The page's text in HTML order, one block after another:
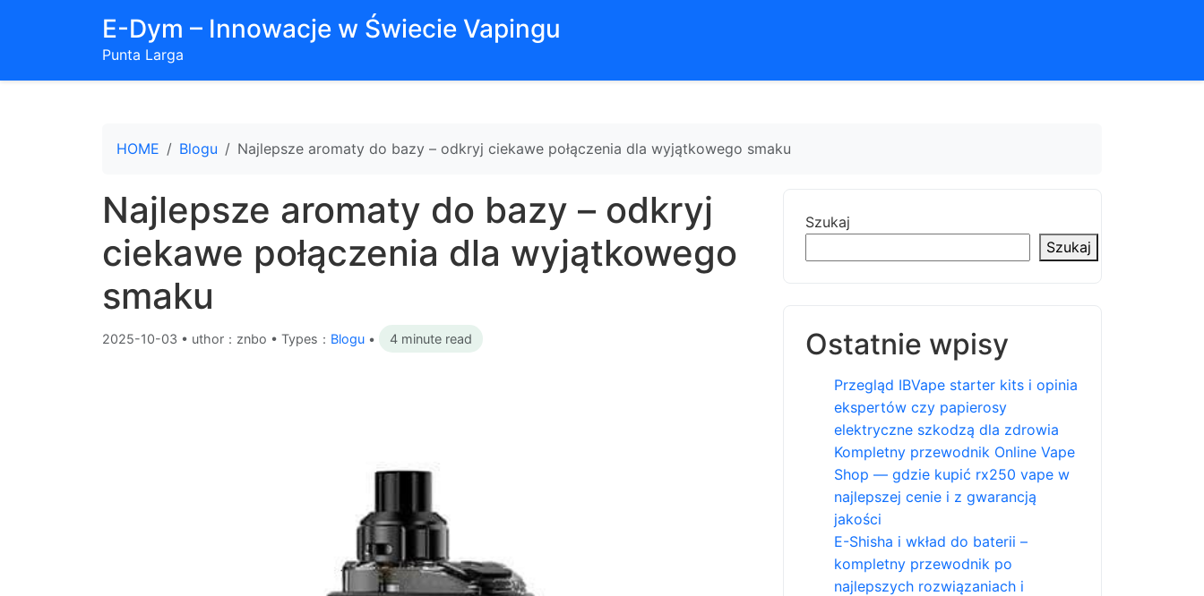
E-Dym – Innowacje w Świecie Vapingu
Punta Larga
HOME Blogu Najlepsze aromaty do bazy – odkryj ciekawe połączenia dla wyjątkowego smaku
Najlepsze aromaty do bazy – odkryj
ciekawe połączenia dla wyjątkowego
smaku
2025-10-03 • uthor：znbo • Types： Blogu • 4 minute read
Szukaj
Szukaj
Ostatnie wpisy
Przegląd IBVape starter kits i opinia
ekspertów czy papierosy
elektryczne szkodzą dla zdrowia
Kompletny przewodnik Online Vape
Shop — gdzie kupić rx250 vape w
najlepszej cenie i z gwarancją
jakości
E-Shisha i wkład do baterii –
kompletny przewodnik po
najlepszych rozwiązaniach i